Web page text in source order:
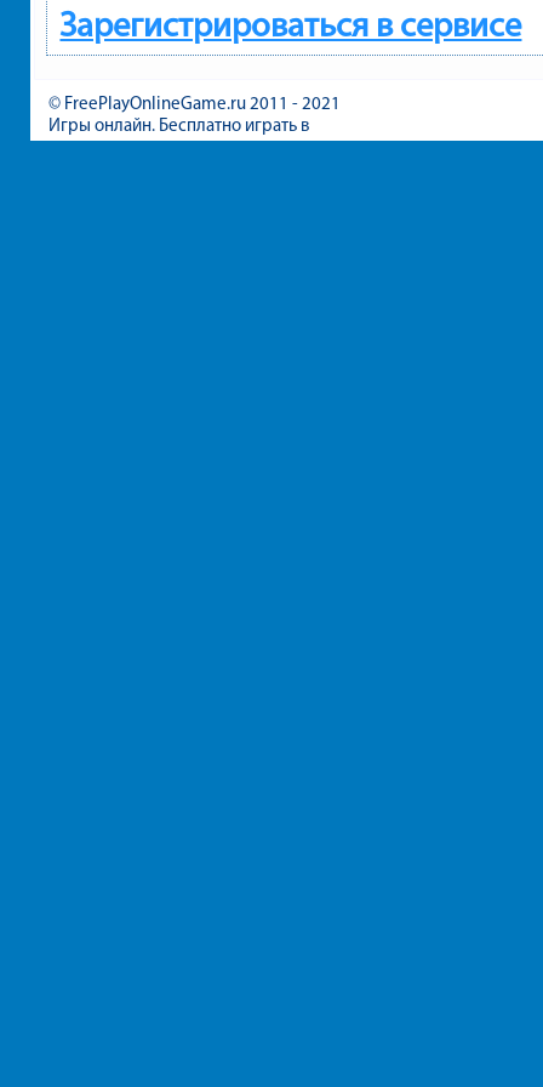
Зарегистрироваться в сервисе
© FreePlayOnlineGame.ru 2011 - 2021
Игры онлайн. Бесплатно играть в
игры для девочек и мальчиков